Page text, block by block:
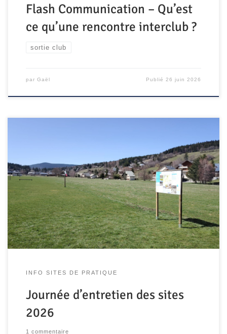
Flash Communication – Qu’est
ce qu’une rencontre interclub ?
sortie club
par Gaël Publié26 juin 2026
Rendez-vous incontournable du début d’année, la
journée d’entretien des sites marque un temps fort du
début de saison dans le Vercors, mêlant convivialité et
engagement collectif pour la préservation de nos sites de
vol. Le samedi 11 avril, pour ce deuxième événement de
l’année, une quinzaine de pilotes se sont […]
INFO SITES DE PRATIQUE
Journée d’entretien des sites
2026
1 commentaire